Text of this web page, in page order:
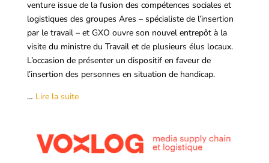
venture issue de la fusion des compétences sociales et
logistiques des groupes Ares – spécialiste de l’insertion
par le travail – et GXO ouvre son nouvel entrepôt à la
visite du ministre du Travail et de plusieurs élus locaux.
L’occasion de présenter un dispositif en faveur de
l’insertion des personnes en situation de handicap.
… Lire la suite